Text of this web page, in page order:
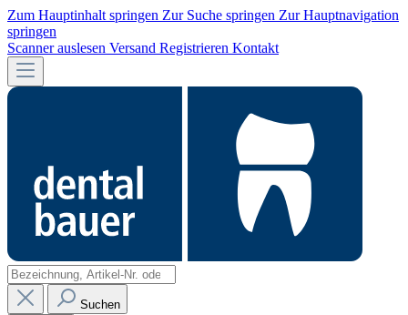
Zum Hauptinhalt springen Zur Suche springen Zur Hauptnavigation
springen
Scanner auslesen Versand Registrieren Kontakt
Suchen